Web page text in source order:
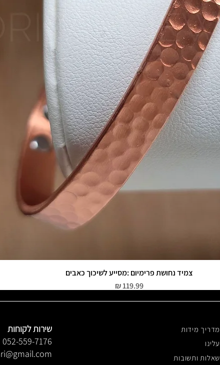
תצוגה מהירה
צמיד נחושת פרימיום :מסייע לשיכוך כאבים
מחיר‏119.99 ‏₪
שירות לקוחות
052-559-7176
מדריך מידות
עלינו
שאלות ותשובות